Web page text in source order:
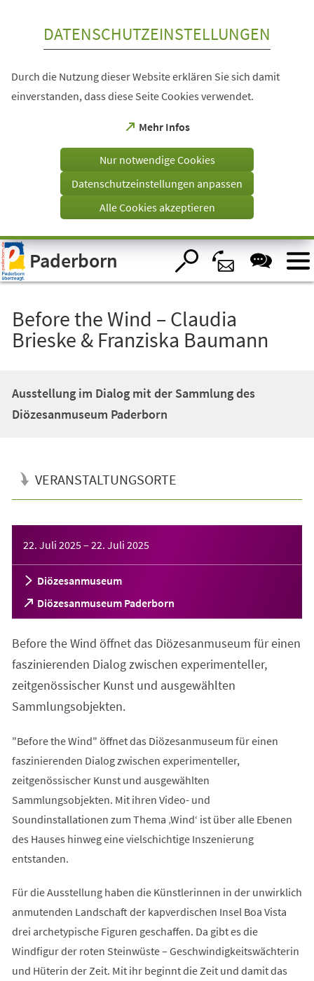
Visuelle
Assistenzsoftware
öffnen.
DATENSCHUTZEINSTELLUNGEN
Durch die Nutzung dieser Website erklären Sie sich damit
einverstanden, dass diese Seite Cookies verwendet.
Mehr Infos
(Öffnet
einem
Tab)
Nur notwendige Cookies
Datenschutzeinstellungen anpassen
Alle Cookies akzeptieren
Paderborn
Before the Wind – Claudia
Brieske & Franziska Baumann
Ausstellung im Dialog mit der Sammlung des
Diözesanmuseum Paderborn
VERANSTALTUNGSORTE
22. Juli 2025– 22. Juli 2025
Diözesanmuseum
Diözesanmuseum Paderborn
(Öffnet
in
neuen
Tab)
Before the Wind öffnet das Diözesanmuseum für einen
faszinierenden Dialog zwischen experimenteller,
zeitgenössischer Kunst und ausgewählten
Sammlungsobjekten.
"Before the Wind" öffnet das Diözesanmuseum für einen
faszinierenden Dialog zwischen experimenteller,
zeitgenössischer Kunst und ausgewählten
Sammlungsobjekten. Mit ihren Video- und
Soundinstallationen zum Thema ‚Wind‘ ist über alle Ebenen
des Hauses hinweg eine vielschichtige Inszenierung
entstanden.
Für die Ausstellung haben die Künstlerinnen in der unwirklich
anmutenden Landschaft der kapverdischen Insel Boa Vista
drei archetypische Figuren geschaffen. Da gibt es die
Windfigur der roten Steinwüste – Geschwindigkeitswächterin
und Hüterin der Zeit. Mit ihr beginnt die Zeit und damit das